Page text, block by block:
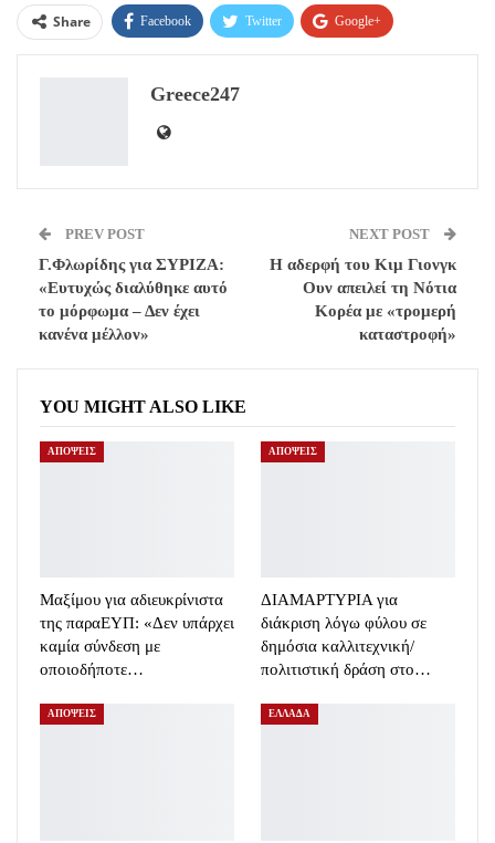
Share Facebook Twitter Google+
Greece247
PREV POST
Γ.Φλωρίδης για ΣΥΡΙΖΑ:
«Ευτυχώς διαλύθηκε αυτό
το μόρφωμα – Δεν έχει
κανένα μέλλον»
NEXT POST
Η αδερφή του Κιμ Γιονγκ
Ουν απειλεί τη Νότια
Κορέα με «τρομερή
καταστροφή»
YOU MIGHT ALSO LIKE
ΑΠΟΨΕΙΣ
Μαξίμου για αδιευκρίνιστα
της παραΕΥΠ: «Δεν υπάρχει
καμία σύνδεση με
οποιοδήποτε…
ΑΠΟΨΕΙΣ
ΔΙΑΜΑΡΤΥΡΙΑ για
διάκριση λόγω φύλου σε
δημόσια καλλιτεχνική/
πολιτιστική δράση στο…
ΑΠΟΨΕΙΣ ΕΛΛΑΔΑ